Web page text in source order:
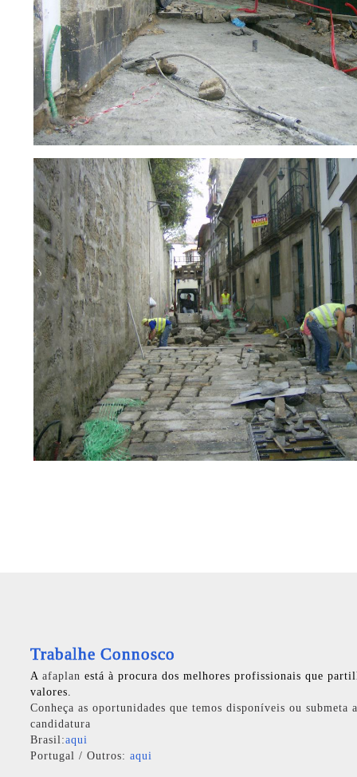
Trabalhe Connosco
A afaplan está à procura dos melhores profissionais que
valores.
Conheça as oportunidades que temos disponíveis ou submeta
candidatura
Brasil:aqui
Portugal / Outros: aqui